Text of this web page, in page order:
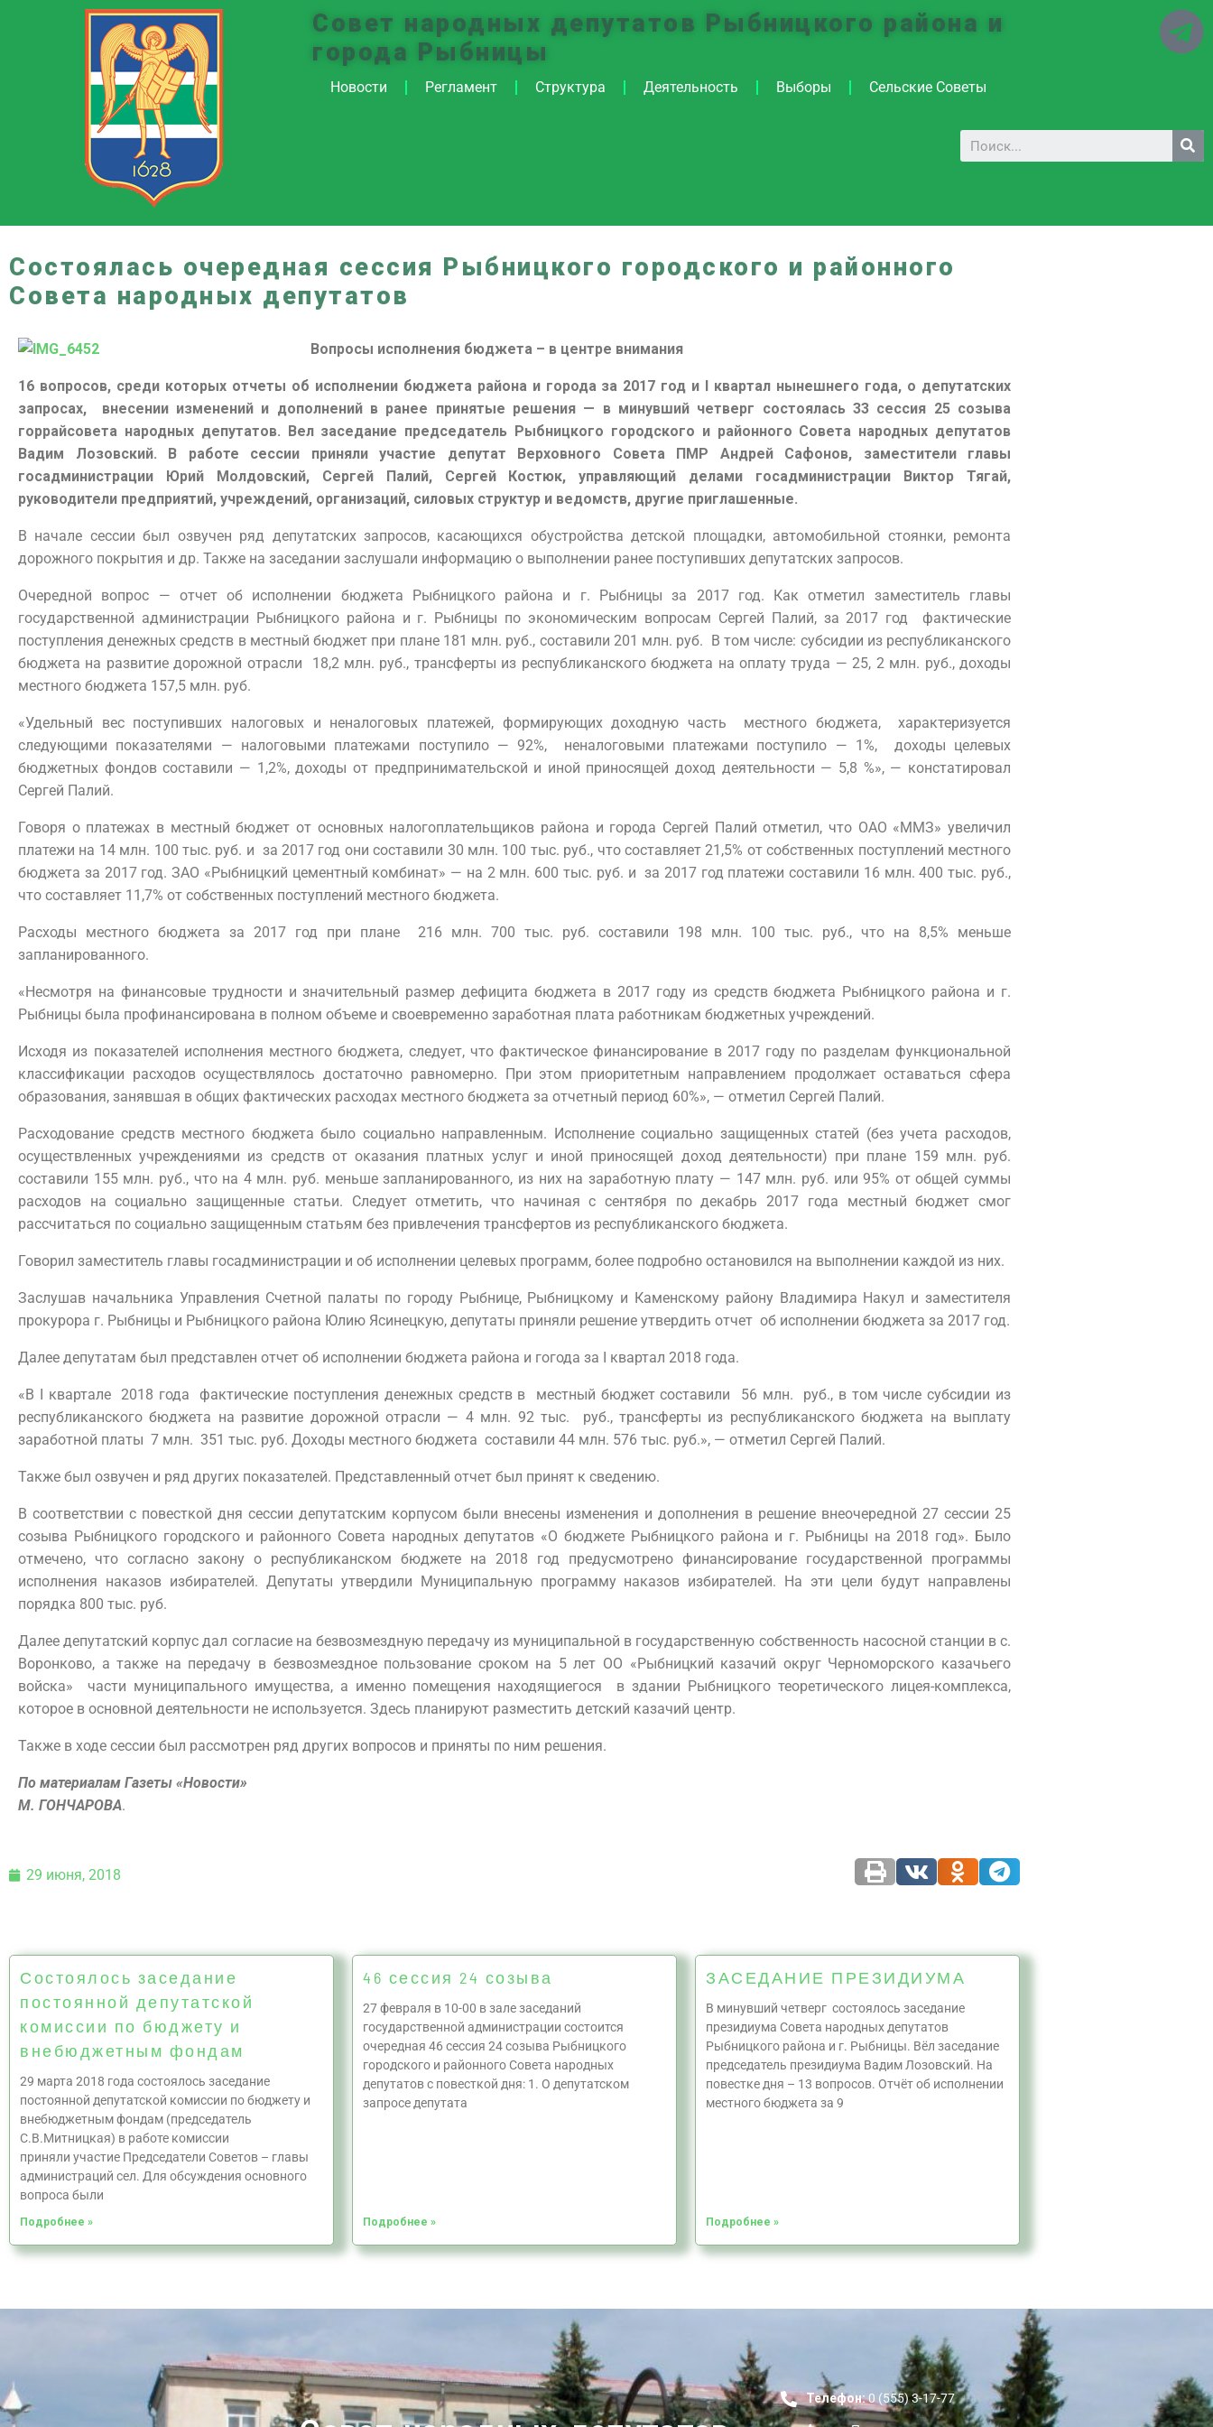
Совет народных депутатов Рыбницкого района и
города Рыбницы
Новости Регламент Структура Деятельность Выборы Сельские Советы
Состоялась очередная сессия Рыбницкого городского и районного
Совета народных депутатов
Вопросы исполнения бюджета – в центре внимания
16 вопросов, среди которых отчеты об исполнении бюджета района и города за 2017 год и I квартал нынешнего года, о депутатских
запросах, внесении изменений и дополнений в ранее принятые решения — в минувший четверг состоялась 33 сессия 25 созыва
горрайсовета народных депутатов. Вел заседание председатель Рыбницкого городского и районного Совета народных депутатов
Вадим Лозовский. В работе сессии приняли участие депутат Верховного Совета ПМР Андрей Сафонов, заместители главы
госадминистрации Юрий Молдовский, Сергей Палий, Сергей Костюк, управляющий делами госадминистрации Виктор Тягай,
руководители предприятий, учреждений, организаций, силовых структур и ведомств, другие приглашенные.
В начале сессии был озвучен ряд депутатских запросов, касающихся обустройства детской площадки, автомобильной стоянки, ремонта
дорожного покрытия и др. Также на заседании заслушали информацию о выполнении ранее поступивших депутатских запросов.
Очередной вопрос — отчет об исполнении бюджета Рыбницкого района и г. Рыбницы за 2017 год. Как отметил заместитель главы
государственной администрации Рыбницкого района и г. Рыбницы по экономическим вопросам Сергей Палий, за 2017 год фактические
поступления денежных средств в местный бюджет при плане 181 млн. руб., составили 201 млн. руб. В том числе: субсидии из республиканского
бюджета на развитие дорожной отрасли 18,2 млн. руб., трансферты из республиканского бюджета на оплату труда — 25, 2 млн. руб., доходы
местного бюджета 157,5 млн. руб.
«Удельный вес поступивших налоговых и неналоговых платежей, формирующих доходную часть местного бюджета, характеризуется
следующими показателями — налоговыми платежами поступило — 92%, неналоговыми платежами поступило — 1%, доходы целевых
бюджетных фондов составили — 1,2%, доходы от предпринимательской и иной приносящей доход деятельности — 5,8 %», — констатировал
Сергей Палий.
Говоря о платежах в местный бюджет от основных налогоплательщиков района и города Сергей Палий отметил, что ОАО «ММЗ» увеличил
платежи на 14 млн. 100 тыс. руб. и за 2017 год они составили 30 млн. 100 тыс. руб., что составляет 21,5% от собственных поступлений местного
бюджета за 2017 год. ЗАО «Рыбницкий цементный комбинат» — на 2 млн. 600 тыс. руб. и за 2017 год платежи составили 16 млн. 400 тыс. руб.,
что составляет 11,7% от собственных поступлений местного бюджета.
Расходы местного бюджета за 2017 год при плане 216 млн. 700 тыс. руб. составили 198 млн. 100 тыс. руб., что на 8,5% меньше
запланированного.
«Несмотря на финансовые трудности и значительный размер дефицита бюджета в 2017 году из средств бюджета Рыбницкого района и г.
Рыбницы была профинансирована в полном объеме и своевременно заработная плата работникам бюджетных учреждений.
Исходя из показателей исполнения местного бюджета, следует, что фактическое финансирование в 2017 году по разделам функциональной
классификации расходов осуществлялось достаточно равномерно. При этом приоритетным направлением продолжает оставаться сфера
образования, занявшая в общих фактических расходах местного бюджета за отчетный период 60%», — отметил Сергей Палий.
Расходование средств местного бюджета было социально направленным. Исполнение социально защищенных статей (без учета расходов,
осуществленных учреждениями из средств от оказания платных услуг и иной приносящей доход деятельности) при плане 159 млн. руб.
составили 155 млн. руб., что на 4 млн. руб. меньше запланированного, из них на заработную плату — 147 млн. руб. или 95% от общей суммы
расходов на социально защищенные статьи. Следует отметить, что начиная с сентября по декабрь 2017 года местный бюджет смог
рассчитаться по социально защищенным статьям без привлечения трансфертов из республиканского бюджета.
Говорил заместитель главы госадминистрации и об исполнении целевых программ, более подробно остановился на выполнении каждой из них.
Заслушав начальника Управления Счетной палаты по городу Рыбнице, Рыбницкому и Каменскому району Владимира Накул и заместителя
прокурора г. Рыбницы и Рыбницкого района Юлию Ясинецкую, депутаты приняли решение утвердить отчет об исполнении бюджета за 2017 год.
Далее депутатам был представлен отчет об исполнении бюджета района и гогода за I квартал 2018 года.
«В I квартале 2018 года фактические поступления денежных средств в местный бюджет составили 56 млн. руб., в том числе субсидии из
республиканского бюджета на развитие дорожной отрасли — 4 млн. 92 тыс. руб., трансферты из республиканского бюджета на выплату
заработной платы 7 млн. 351 тыс. руб. Доходы местного бюджета составили 44 млн. 576 тыс. руб.», — отметил Сергей Палий.
Также был озвучен и ряд других показателей. Представленный отчет был принят к сведению.
В соответствии с повесткой дня сессии депутатским корпусом были внесены изменения и дополнения в решение внеочередной 27 сессии 25
созыва Рыбницкого городского и районного Совета народных депутатов «О бюджете Рыбницкого района и г. Рыбницы на 2018 год». Было
отмечено, что согласно закону о республиканском бюджете на 2018 год предусмотрено финансирование государственной программы
исполнения наказов избирателей. Депутаты утвердили Муниципальную программу наказов избирателей. На эти цели будут направлены
порядка 800 тыс. руб.
Далее депутатский корпус дал согласие на безвозмездную передачу из муниципальной в государственную собственность насосной станции в с.
Воронково, а также на передачу в безвозмездное пользование сроком на 5 лет ОО «Рыбницкий казачий округ Черноморского казачьего
войска» части муниципального имущества, а именно помещения находящиегося в здании Рыбницкого теоретического лицея-комплекса,
которое в основной деятельности не используется. Здесь планируют разместить детский казачий центр.
Также в ходе сессии был рассмотрен ряд других вопросов и приняты по ним решения.
По материалам Газеты «Новости»
М. ГОНЧАРОВА.
29 июня, 2018
Состоялось заседание
постоянной депутатской
комиссии по бюджету и
внебюджетным фондам
29 марта 2018 года состоялось заседание
постоянной депутатской комиссии по бюджету и
внебюджетным фондам (председатель
С.В.Митницкая) в работе комиссии
приняли участие Председатели Советов – главы
администраций сел. Для обсуждения основного
вопроса были
Подробнее »
46 сессия 24 созыва
27 февраля в 10-00 в зале заседаний
государственной администрации состоится
очередная 46 сессия 24 созыва Рыбницкого
городского и районного Совета народных
депутатов с повесткой дня: 1. О депутатском
запросе депутата
Подробнее »
ЗАСЕДАНИЕ ПРЕЗИДИУМА
В минувший четверг состоялось заседание
президиума Совета народных депутатов
Рыбницкого района и г. Рыбницы. Вёл заседание
председатель президиума Вадим Лозовский. На
повестке дня – 13 вопросов. Отчёт об исполнении
местного бюджета за 9
Подробнее »
Телефон:0 (555) 3-17-77